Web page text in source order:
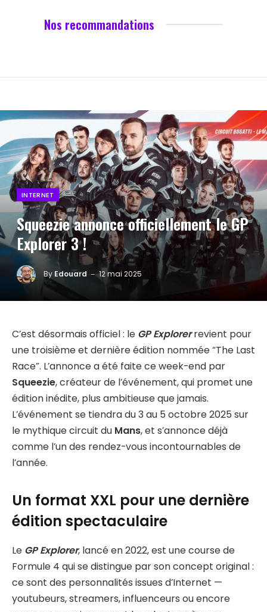
Nos recommandations
INTERNET
Squeezie annonce officiellement le GP
Explorer 3 !
By Edouard 12 mai 2025
C’est désormais officiel : le GP Explorerrevient pour
une troisième et dernière édition nommée “The Last
Race”. L’annonce a été faite ce week-end par
Squeezie, créateur de l’événement, qui promet une
édition inédite, plus ambitieuse que jamais.
L’événement se tiendra du 3 au 5 octobre 2025 sur
le mythique circuit du Mans, et s’annonce déjà
comme l’un des rendez-vous incontournables de
l’année.
Un format XXL pour une dernière
édition spectaculaire
Le GP Explorer, lancé en 2022, est une course de
Formule 4 qui se distingue par son concept original :
ce sont des personnalités issues d’Internet —
youtubeurs, streamers, influenceurs ou encore